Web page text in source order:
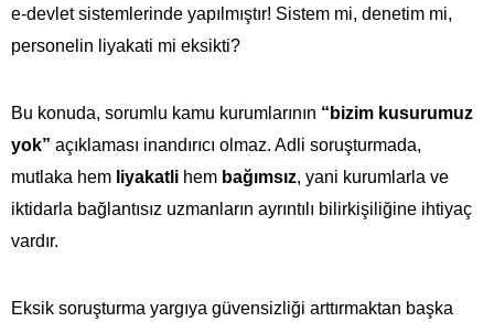
e-devlet sistemlerinde yapılmıştır! Sistem mi, denetim mi,
personelin liyakati mi eksikti?
Bu konuda, sorumlu kamu kurumlarının “bizim kusurumuz
yok” açıklaması inandırıcı olmaz. Adli soruşturmada,
mutlaka hem liyakatli hem bağımsız, yani kurumlarla ve
iktidarla bağlantısız uzmanların ayrıntılı bilirkişiliğine ihtiyaç
vardır.
Eksik soruşturma yargıya güvensizliği arttırmaktan başka